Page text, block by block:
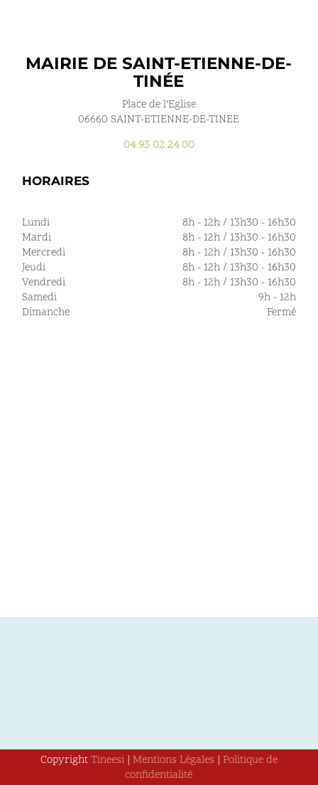
MAIRIE DE SAINT-ETIENNE-DE-
TINÉE
Place de l’Eglise
06660 SAINT-ETIENNE-DE-TINEE
04 93 02 24 00
HORAIRES
Lundi
8h - 12h / 13h30 - 16h30
Mardi
8h - 12h / 13h30 - 16h30
Mercredi
8h - 12h / 13h30 - 16h30
Jeudi
8h - 12h / 13h30 - 16h30
Vendredi
8h - 12h / 13h30 - 16h30
Samedi
9h - 12h
Dimanche
Fermé
CopyrightTineesi| Mentions Légales | Politique de
confidentialité